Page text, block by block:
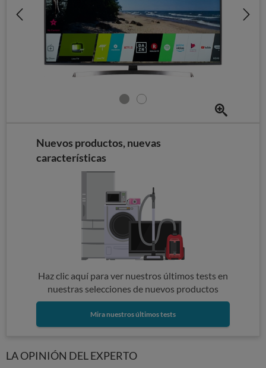
Nuevos productos, nuevas
características
Haz clic aquí para ver nuestros últimos tests en
nuestras selecciones de nuevos productos
Mira nuestros últimos tests
LA OPINIÓN DEL EXPERTO